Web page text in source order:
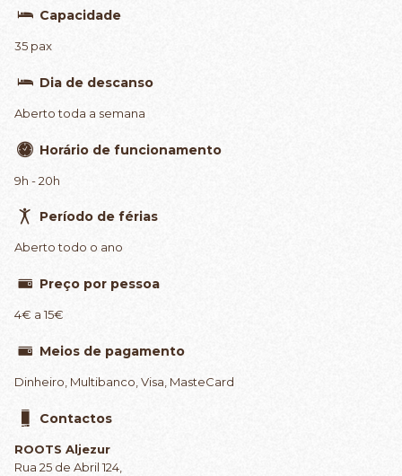
Capacidade
35 pax
Dia de descanso
Aberto toda a semana
Horário de funcionamento
9h - 20h
Período de férias
Aberto todo o ano
Preço por pessoa
4€ a 15€
Meios de pagamento
Dinheiro, Multibanco, Visa, MasteCard
Contactos
ROOTS Aljezur
Rua 25 de Abril 124,